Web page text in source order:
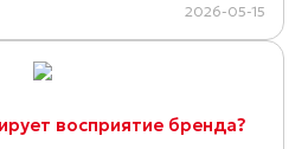
2026-05-15
восприятие бренда?